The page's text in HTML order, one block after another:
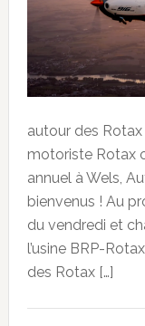
autour des
motoriste Rotax
annuel à Wels,
bienvenus ! Au
du vendredi et
l’usine BRP-
des Rotax […]